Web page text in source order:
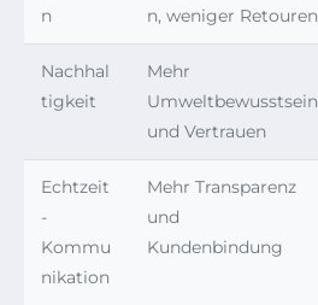
n
n, weniger Retouren
Nachhal
tigkeit
Mehr
Umweltbewusstsein
und Vertrauen
Echtzeit
-
Kommu
nikation
Mehr Transparenz
und
Kundenbindung